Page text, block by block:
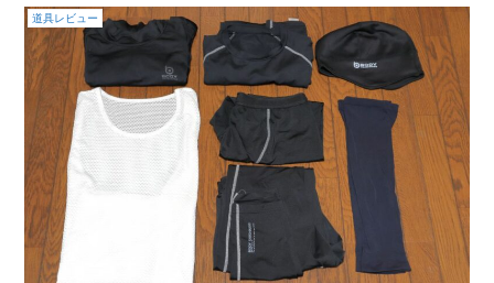
道具レビュー